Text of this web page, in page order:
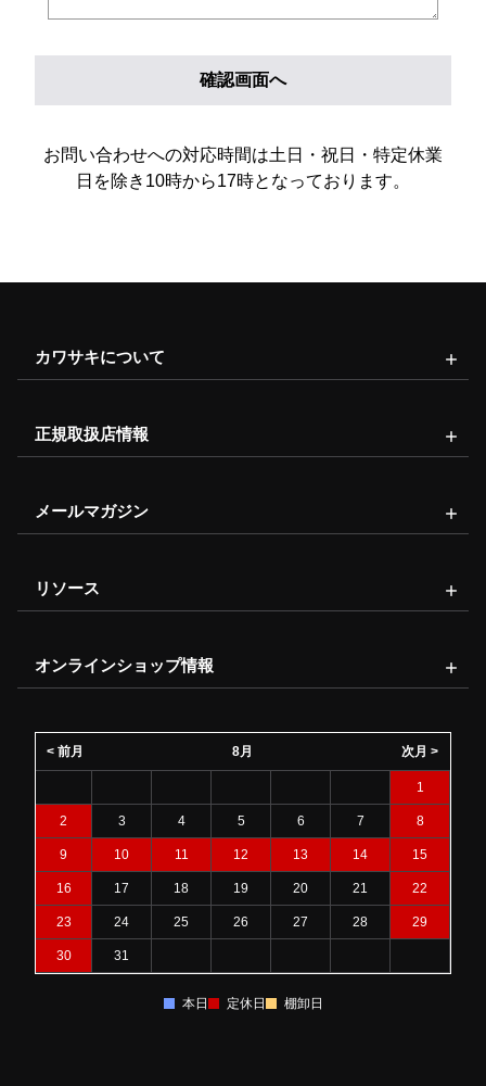
お問い合わせへの対応時間は土日・祝日・特定休業
日を除き10時から17時となっております。
カワサキについて
正規取扱店情報
メールマガジン
リソース
オンラインショップ情報
8月
< 前月 次月 >
1
2 3 4 5 6 7 8
9 10 11 12 13 14 15
16 17 18 19 20 21 22
23 24 25 26 27 28 29
30 31
本日 定休日 棚卸日